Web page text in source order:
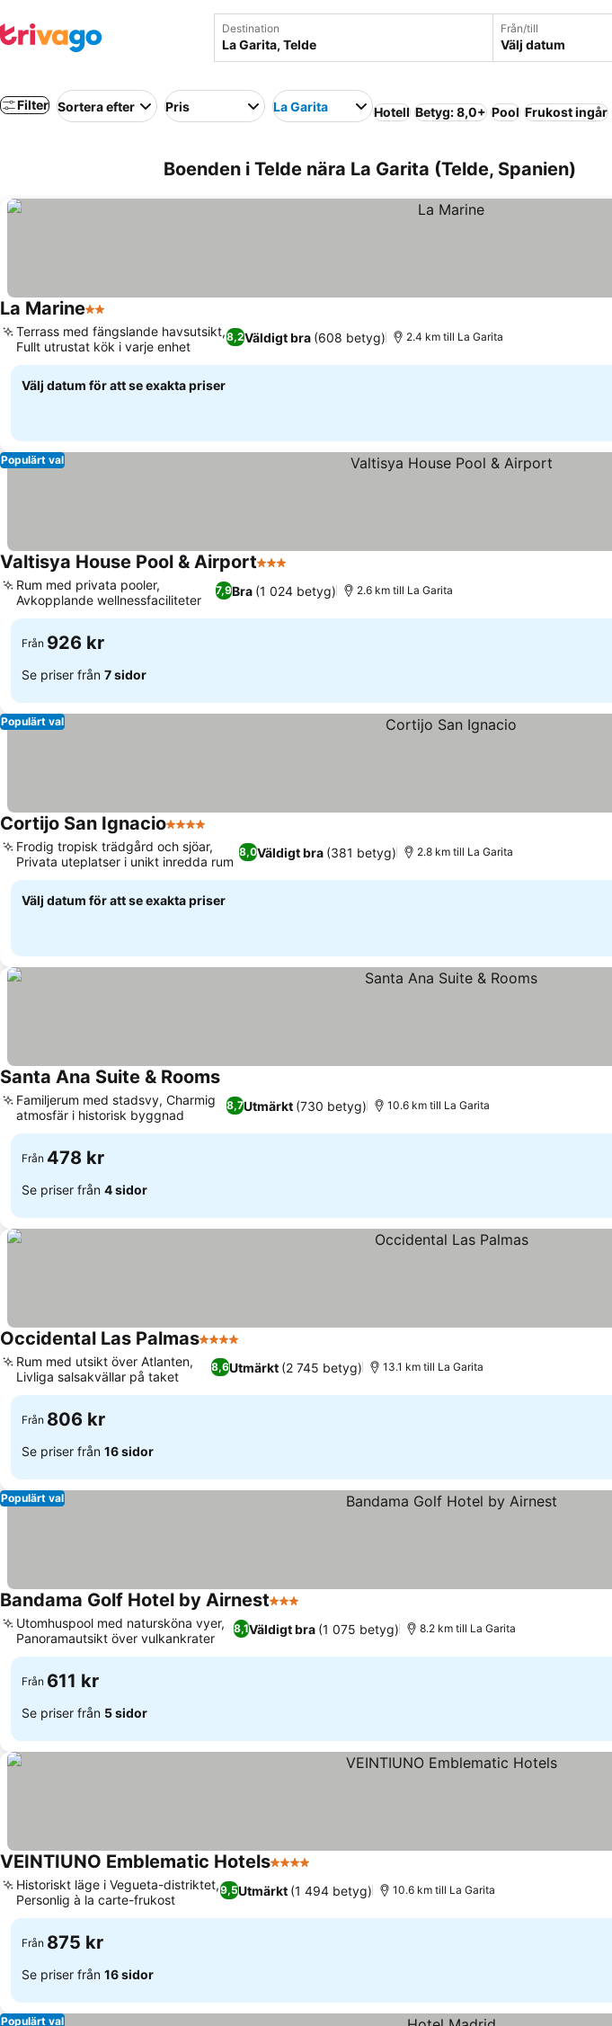
Destination Från/till
Välj datum
Filter Sortera efter Pris La Garita Hotell Betyg: 8,0+ Pool Frukost ingår
Boenden i Telde nära La Garita (Telde, Spanien)
La Marine2 Stjärnor
8,2Väldigt bra (608 betyg)
Terrass med fängslande havsutsikt,
Fullt utrustat kök i varje enhet
2.4 km till La Garita
Välj datum för att se exakta priser
Populärt val
Valtisya House Pool & Airport3 Stjärnor
7,9Bra (1 024 betyg)
Rum med privata pooler,
Avkopplande wellnessfaciliteter
2.6 km till La Garita
Från 926 kr
Se priser från 7 sidor
Populärt val
Cortijo San Ignacio4 Stjärnor
8,0Väldigt bra (381 betyg)
Frodig tropisk trädgård och sjöar,
Privata uteplatser i unikt inredda rum
2.8 km till La Garita
Välj datum för att se exakta priser
Santa Ana Suite & Rooms
8,7Utmärkt (730 betyg)
Familjerum med stadsvy, Charmig
atmosfär i historisk byggnad
10.6 km till La Garita
Från 478 kr
Se priser från 4 sidor
Occidental Las Palmas4 Stjärnor
8,6Utmärkt (2 745 betyg)
Rum med utsikt över Atlanten,
Livliga salsakvällar på taket
13.1 km till La Garita
Från 806 kr
Se priser från 16 sidor
Populärt val
Bandama Golf Hotel by Airnest3 Stjärnor
8,1Väldigt bra (1 075 betyg)
Utomhuspool med natursköna vyer,
Panoramautsikt över vulkankrater
8.2 km till La Garita
Från 611 kr
Se priser från 5 sidor
VEINTIUNO Emblematic Hotels4 Stjärnor
9,5Utmärkt (1 494 betyg)
Historiskt läge i Vegueta-distriktet,
Personlig à la carte-frukost
10.6 km till La Garita
Från 875 kr
Se priser från 16 sidor
Populärt val